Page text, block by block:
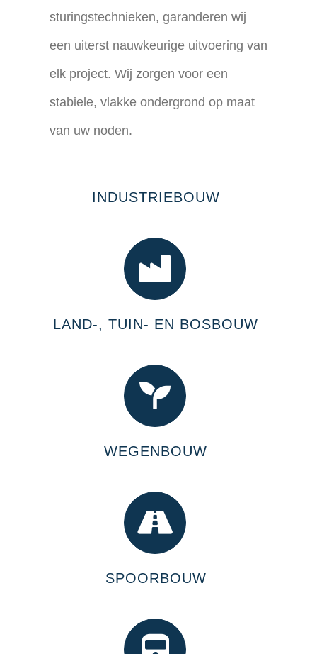
sturingstechnieken, garanderen wij
een uiterst nauwkeurige uitvoering van
elk project. Wij zorgen voor een
stabiele, vlakke ondergrond op maat
van uw noden.
INDUSTRIEBOUW
LAND-, TUIN- EN BOSBOUW
WEGENBOUW
SPOORBOUW